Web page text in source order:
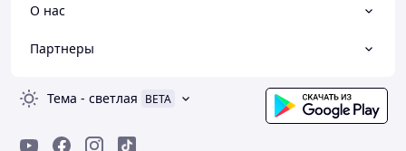
О нас
Партнеры
Тема - светлая BETA